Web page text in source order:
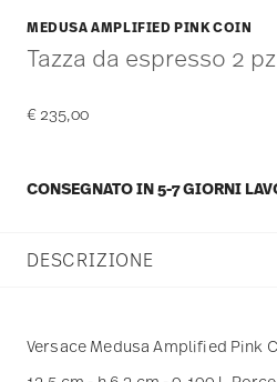
MEDUSA AMPLIFIED PINK COIN
Tazza da espresso 2 pz
€ 235,00
CONSEGNATO IN 5-7 GIORNI
DESCRIZIONE
Versace Medusa Amplified Pink